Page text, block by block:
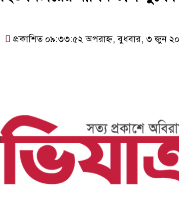
প্রকাশিত ০৯:৩৩:৫২ অপরাহ্ন, বুধবার, ৩ জুন